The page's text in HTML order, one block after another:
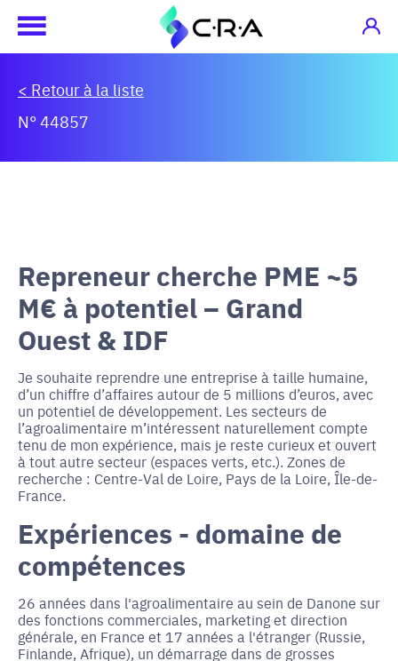
< Retour à la liste
N° 44857
Repreneur cherche PME ~5
M€ à potentiel – Grand
Ouest & IDF
Je souhaite reprendre une entreprise à taille humaine,
d’un chiffre d’affaires autour de 5 millions d’euros, avec
un potentiel de développement. Les secteurs de
l’agroalimentaire m’intéressent naturellement compte
tenu de mon expérience, mais je reste curieux et ouvert
à tout autre secteur (espaces verts, etc.). Zones de
recherche : Centre-Val de Loire, Pays de la Loire, Île-de-
France.
Expériences - domaine de
compétences
26 années dans l'agroalimentaire au sein de Danone sur
des fonctions commerciales, marketing et direction
générale, en France et 17 années a l'étranger (Russie,
Finlande, Afrique), un démarrage dans de grosses